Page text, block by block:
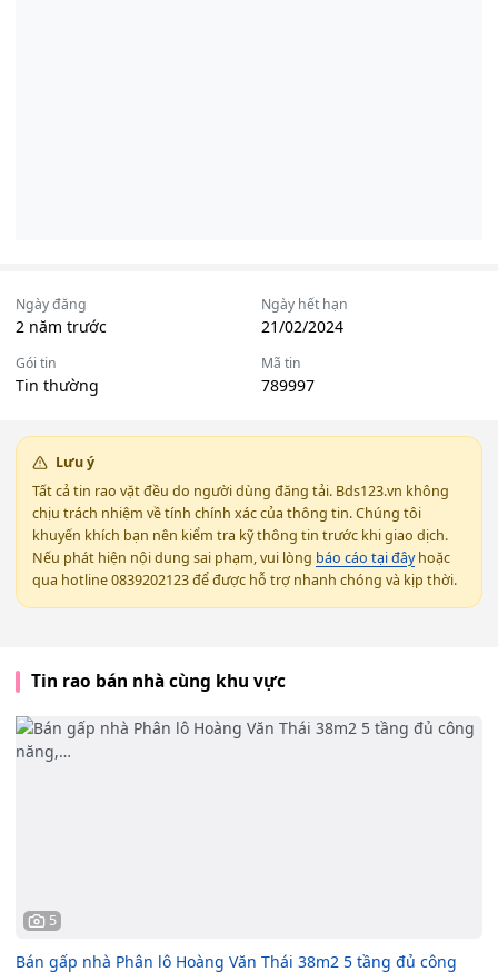
Ngày đăng
2 năm trước
Ngày hết hạn
21/02/2024
Gói tin
Tin thường
Mã tin
789997
Lưu ý
Tất cả tin rao vặt đều do người dùng đăng tải. Bds123.vn không
chịu trách nhiệm về tính chính xác của thông tin. Chúng tôi
khuyến khích bạn nên kiểm tra kỹ thông tin trước khi giao dịch.
Nếu phát hiện nội dung sai phạm, vui lòng báo cáo tại đâyhoặc
qua hotline 0839202123 để được hỗ trợ nhanh chóng và kịp thời.
Tin rao bán nhà cùng khu vực
5
Bán gấp nhà Phân lô Hoàng Văn Thái 38m2 5 tầng đủ công